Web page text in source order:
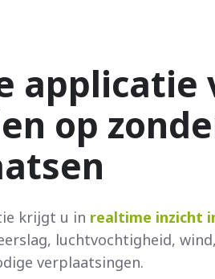
applicatie
op
krijgt u in realtime inzicht
luchtvochtigheid,
verplaatsingen.